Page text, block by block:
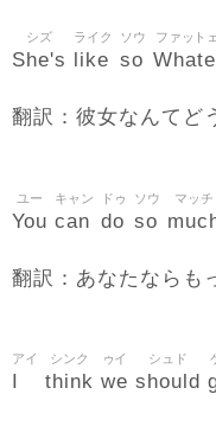
She's
シズ
like
ライク
so
ソウ ファット
翻訳：彼女なんてど
You
ユー
can
キャン
do
ドゥ
so
ソウ マッチ
翻訳：あなたならも
アイ
think
シンク
we
ゥイ
should
シュド